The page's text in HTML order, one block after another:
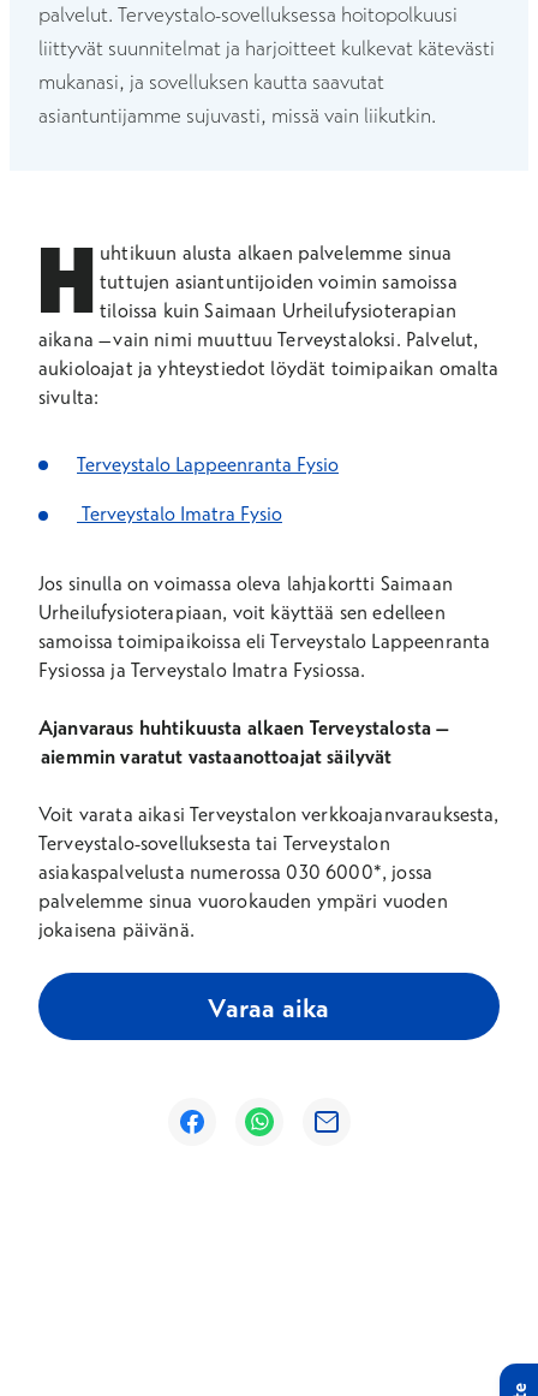
palvelut. Terveystalo-sovelluksessa hoitopolkuusi
liittyvät suunnitelmat ja harjoitteet kulkevat kätevästi
mukanasi, ja sovelluksen kautta saavutat
asiantuntijamme sujuvasti, missä vain liikutkin.
H uhtikuun alusta alkaen palvelemme sinua
tuttujen asiantuntijoiden voimin samoissa
tiloissa kuin Saimaan Urheilufysioterapian
aikana – vain nimi muuttuu Terveystaloksi. Palvelut,
aukioloajat ja yhteystiedot löydät toimipaikan omalta
sivulta:
Terveystalo Lappeenranta Fysio
Terveystalo Imatra Fysio
Jos sinulla on voimassa oleva lahjakortti Saimaan
Urheilufysioterapiaan, voit käyttää sen edelleen
samoissa toimipaikoissa eli Terveystalo Lappeenranta
Fysiossa ja Terveystalo Imatra Fysiossa.
Ajanvaraus huhtikuusta alkaen Terveystalosta –
aiemmin varatut vastaanottoajat säilyvät
Voit varata aikasi Terveystalon verkkoajanvarauksesta,
Terveystalo-sovelluksesta tai Terveystalon
asiakaspalvelusta numerossa 030 6000*, jossa
palvelemme sinua vuorokauden ympäri vuoden
jokaisena päivänä.
Varaa aika
Avautuu uuteen ikkunaan
Avautuu uuteen ikkunaan
Avautuu uuteen ikkunaan